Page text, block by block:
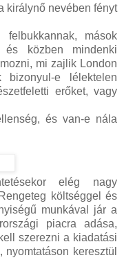
királynő nevében fényt
mások
közben mindenki
mi zajlik London
bizonyul-e lélektelen
erőket, vagy
és van-e nála
elég nagy
költséggel és
munkával jár a
piacra adása,
szerezni a kiadatási
keresztül